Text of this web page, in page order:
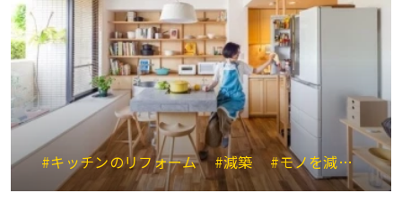
#キッチンのリフォーム #減築 #モノを減らす